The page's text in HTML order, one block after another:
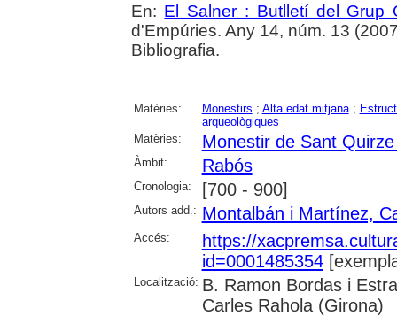
En: El Salner : Butlletí del Grup
d'Empúries. Any 14, núm. 13
Bibliografia.
Matèries: Monestirs ; Alta edat mitjana;
arqueològiques
Matèries:
Monestir de Sant
Àmbit: Rabós
Cronologia: [700 - 900]
Autors add.: Montalbán i Martínez,
Accés:
https://
id=0001485354
Localització: B. Ramon Bordas i
Carles Rahola (Girona)